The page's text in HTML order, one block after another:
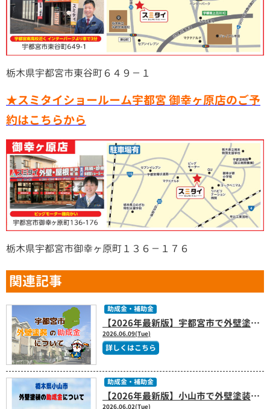
栃木県宇都宮市東谷町６４９－１
★スミタイショールーム宇都宮 御幸ヶ原店のご予
約はこちらから
栃木県宇都宮市御幸ヶ原町１３６－１７６
関連記事
【2026年最新版】宇都宮市で外壁塗装の補助金は使える？令和8年度住宅改修補助制度を解説
2026.06.09(Tue)
詳しくはこちら
助成金・補助金
【2026年最新版】小山市で外壁塗装の助成金はある？補助金制度と費用を抑えるポイントを解説
2026.06.02(Tue)
助成金・補助金